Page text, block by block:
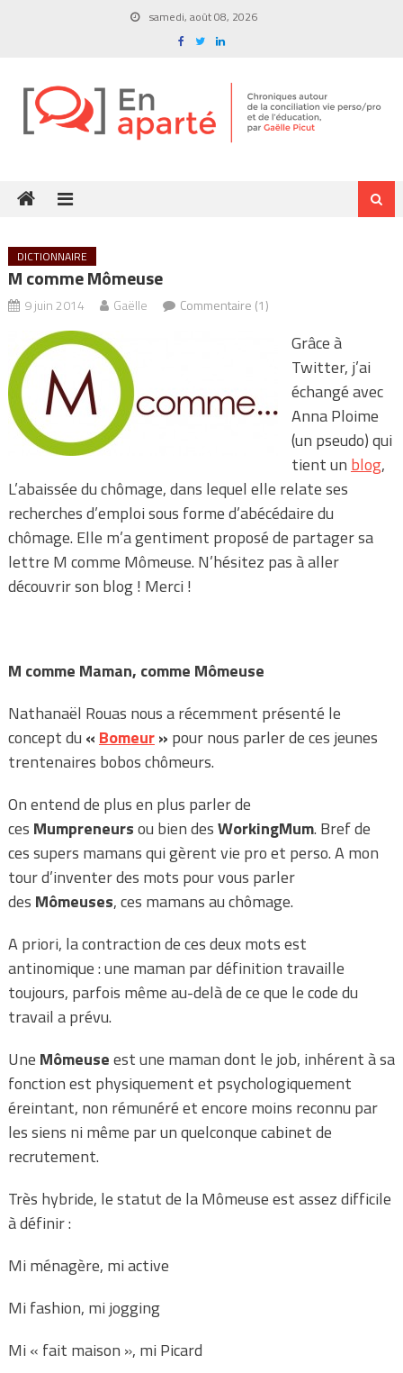
samedi, août 08, 2026
DICTIONNAIRE
M comme Mômeuse
9 juin 2014 Gaëlle Commentaire (1)
Grâce à
Twitter, j’ai
échangé avec
Anna Ploime
(un pseudo) qui
tient un blog,
L’abaissée du chômage, dans lequel elle relate ses
recherches d’emploi sous forme d’abécédaire du
chômage. Elle m’a gentiment proposé de partager sa
lettre M comme Mômeuse. N’hésitez pas à aller
découvrir son blog ! Merci !
M comme Maman, comme Mômeuse
Nathanaël Rouas nous a récemment présenté le
concept du « Bomeur» pour nous parler de ces jeunes
trentenaires bobos chômeurs.
On entend de plus en plus parler de
ces Mumpreneursou bien desWorkingMum. Bref de
ces supers mamans qui gèrent vie pro et perso. A mon
tour d’inventer des mots pour vous parler
des Mômeuses, ces mamans au chômage.
A priori, la contraction de ces deux mots est
antinomique : une maman par définition travaille
toujours, parfois même au-delà de ce que le code du
travail a prévu.
Une Mômeuseest une maman dont le job, inhérent à sa
fonction est physiquement et psychologiquement
éreintant, non rémunéré et encore moins reconnu par
les siens ni même par un quelconque cabinet de
recrutement.
Très hybride, le statut de la Mômeuse est assez difficile
à définir :
Mi ménagère, mi active
Mi fashion, mi jogging
Mi « fait maison », mi Picard